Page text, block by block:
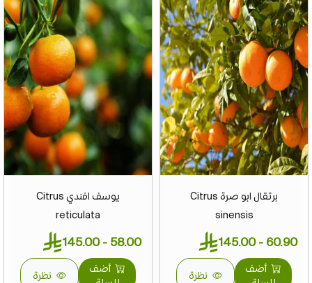
برتقال ابو صرة Citrus
sinensis
60.90 - 145.00
أضف
نظرة
يوسف افندي Citrus
reticulata
58.00 - 145.00
أضف
نظرة